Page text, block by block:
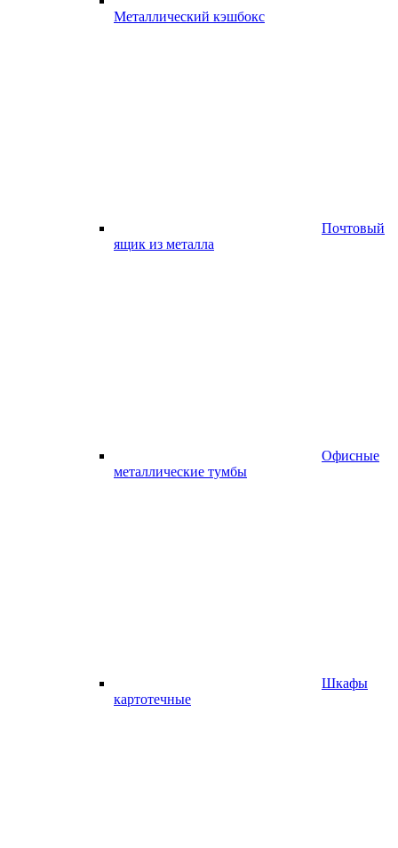
Металлический кэшбокс
Почтовый
ящик из металла
Офисные
металлические тумбы
Шкафы
картотечные